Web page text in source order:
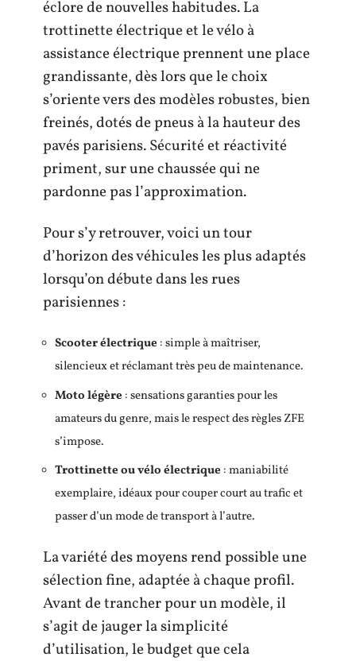
éclore de nouvelles habitudes. La
trottinette électrique et le vélo à
assistance électrique prennent une place
grandissante, dès lors que le choix
s’oriente vers des modèles robustes, bien
freinés, dotés de pneus à la hauteur des
pavés parisiens. Sécurité et réactivité
priment, sur une chaussée qui ne
pardonne pas l’approximation.
Pour s’y retrouver, voici un tour
d’horizon des véhicules les plus adaptés
lorsqu’on débute dans les rues
parisiennes :
Scooter électrique : simple à maîtriser,
silencieux et réclamant très peu de maintenance.
Moto légère : sensations garanties pour les
amateurs du genre, mais le respect des règles ZFE
s’impose.
Trottinette ou vélo électrique : maniabilité
exemplaire, idéaux pour couper court au trafic et
passer d’un mode de transport à l’autre.
La variété des moyens rend possible une
sélection fine, adaptée à chaque profil.
Avant de trancher pour un modèle, il
s’agit de jauger la simplicité
d’utilisation, le budget que cela